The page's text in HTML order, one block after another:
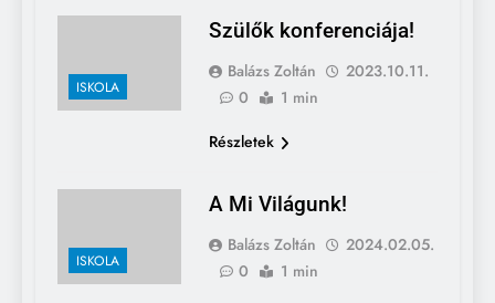
ISKOLA
Szülők konferenciája!
Balázs Zoltán
2023.10.11.
0
1 min
Részletek
ISKOLA
A Mi Világunk!
Balázs Zoltán
2024.02.05.
0
1 min